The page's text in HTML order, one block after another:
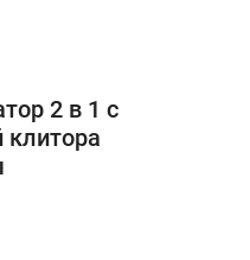
2 в 1 с
клитора